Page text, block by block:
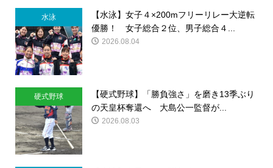
水泳
【水泳】女子４×200mフリーリレー大逆転
優勝！ 女子総合２位、男子総合４...
2026.08.04
硬式野球
【硬式野球】「勝負強さ」を磨き13季ぶり
の天皇杯奪還へ 大島公一監督が...
2026.08.03